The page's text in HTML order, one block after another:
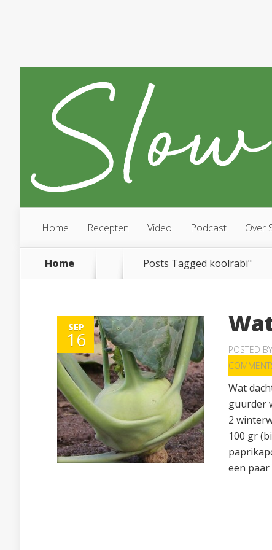
Home Recepten Video Podcast Over
Home Posts Tagged koolrabi"
SEP
16 POSTED BY
Wat
guurder
2
100 gr
een paar